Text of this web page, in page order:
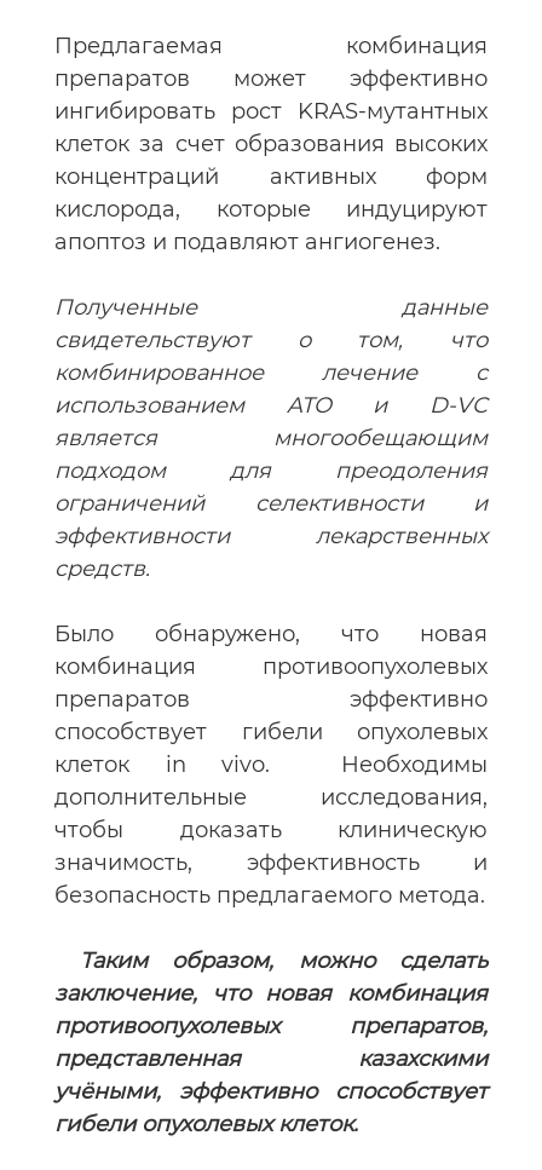
Предлагаемая комбинация
препаратов может эффективно
ингибировать рост KRAS-мутантных
клеток за счет образования высоких
концентраций активных форм
кислорода, которые индуцируют
апоптоз и подавляют ангиогенез.
Полученные данные
свидетельствуют о том, что
комбинированное лечение с
использованием ATO и D-VC
является многообещающим
подходом для преодоления
ограничений селективности и
эффективности лекарственных
средств.
Было обнаружено, что новая
комбинация противоопухолевых
препаратов эффективно
способствует гибели опухолевых
клеток in vivo. Необходимы
дополнительные исследования,
чтобы доказать клиническую
значимость, эффективность и
безопасность предлагаемого метода.
Таким образом, можно сделать
заключение, что новая комбинация
противоопухолевых препаратов,
представленная казахскими
учёными, эффективно способствует
гибели опухолевых клеток.